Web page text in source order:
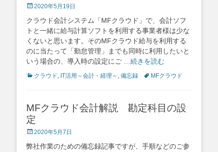
Posted
2020年5月19日
クラウド会計システム「MFクラウド」で、会計ソフ
トと一緒に給与計算ソフトを利用する事業者様は少な
くないと思います。そのMFクラウド給与を利用する
のに当たって「勤怠管理」までも同時に利用したいと
いう場合の、導入時の設定にご
…続きを読む
Categories
クラウド, IT活用～会計・経理～ , 備忘録 TagsMFクラウド
MFクラウド会計解説 勘定科目の設
定
Posted
2020年5月7日
弊社作業のための備忘録記事ですが、手順などのご参